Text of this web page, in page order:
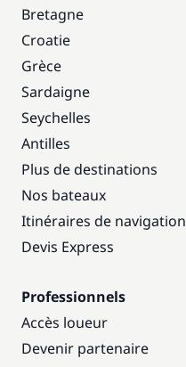
Bretagne
Croatie
Grèce
Sardaigne
Seychelles
Antilles
Plus de destinations
Nos bateaux
Itinéraires de navigation
Devis Express
Professionnels
Accès loueur
Devenir partenaire